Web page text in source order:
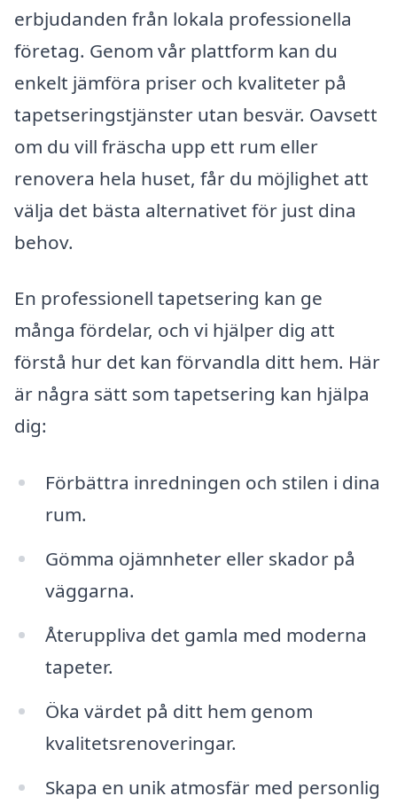
erbjudanden från lokala professionella
företag. Genom vår plattform kan du
enkelt jämföra priser och kvaliteter på
tapetseringstjänster utan besvär. Oavsett
om du vill fräscha upp ett rum eller
renovera hela huset, får du möjlighet att
välja det bästa alternativet för just dina
behov.
En professionell tapetsering kan ge
många fördelar, och vi hjälper dig att
förstå hur det kan förvandla ditt hem. Här
är några sätt som tapetsering kan hjälpa
dig:
Förbättra inredningen och stilen i dina
rum.
Gömma ojämnheter eller skador på
väggarna.
Återuppliva det gamla med moderna
tapeter.
Öka värdet på ditt hem genom
kvalitetsrenoveringar.
Skapa en unik atmosfär med personlig